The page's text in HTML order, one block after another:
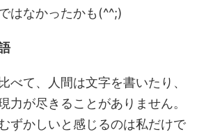
はなかったかも(^^;)
べて、人間は文字を書いたり、
力が尽きることがありません。
ずかしいと感じるのは私だけで